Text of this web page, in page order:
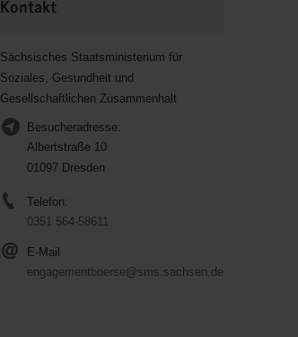
Kontakt
Sächsisches Staatsministerium für
Soziales, Gesundheit und
Gesellschaftlichen Zusammenhalt
Besucheradresse:
Albertstraße 10
01097 Dresden
Telefon:
0351 564-58611
E-Mail
engagementboerse@sms.sachsen.de